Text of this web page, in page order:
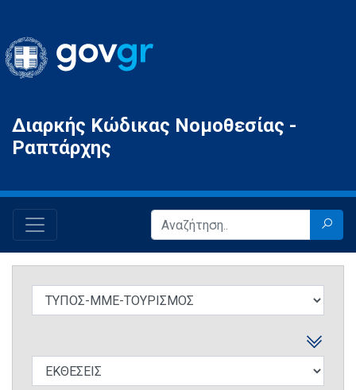
Gov.gr
Διαρκής Κώδικας Νομοθεσίας -
Ραπτάρχης